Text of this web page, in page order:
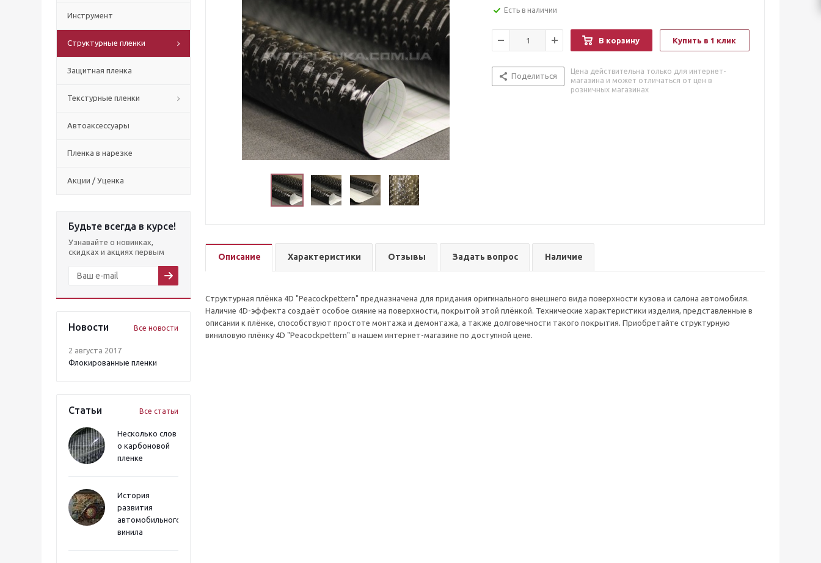
Инструмент
Структурные пленки
Защитная пленка
Текстурные пленки
Автоаксессуары
Пленка в нарезке
Акции / Уценка
Будьте всегда в курсе!
Узнавайте о новинках,
скидках и акциях первым
Новости Все новости
2 августа 2017
Флокированные пленки
Статьи Все статьи
Несколько слов
о карбоновой
пленке
История
развития
автомобильного
винила
Есть в наличии
В корзину Купить в 1 клик
Поделиться
Цена действительна только для интернет-
магазина и может отличаться от цен в
розничных магазинах
Описание Характеристики Отзывы Задать вопрос Наличие
Структурная плёнка 4D "Peacockpettern" предназначена для придания оригинального внешнего вида поверхности кузова и салона автомобиля.
Наличие 4D-эффекта создаёт особое сияние на поверхности, покрытой этой плёнкой. Технические характеристики изделия, представленные в
описании к плёнке, способствуют простоте монтажа и демонтажа, а также долговечности такого покрытия. Приобретайте структурную
виниловую плёнку 4D "Peacockpettern" в нашем интернет-магазине по доступной цене.